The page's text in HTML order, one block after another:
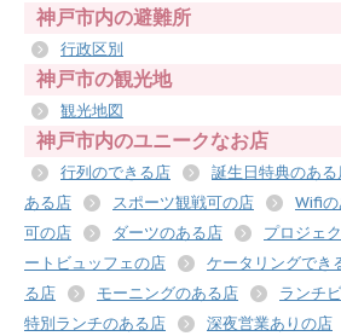
神戸市内の避難所
行政区別
神戸市の観光地
観光地図
神戸市内のユニークなお店
行列のできる店 誕生日特典のある
ある店
スポーツ観戦可の店 Wifi
可の店
ダーツのある店 プロジェ
ートビュッフェの店
ケータリングでき
る店
モーニングのある店 ランチ
特別ランチのある店
深夜営業ありの店